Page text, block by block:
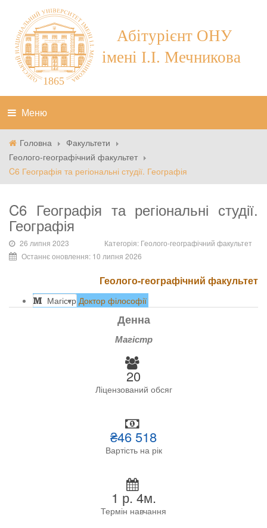
Меню
Головна
Факультети
Геолого-географічний факультет
C6 Географія та регіональні студії. Географія
C6 Географія та регіональні студії.
Географія
26 липня 2023 Категорія: Геолого-географічний факультет
Останнє оновлення: 10 липня 2026
Геолого-географічний факультет
Магістр Доктор філософії
Денна
Магістр
20
Ліцензований обсяг
₴46 518
Вартість на рік
1 р. 4м.
Термін навчання